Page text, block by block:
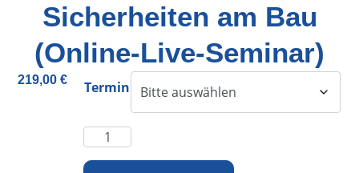
Sicherheiten am Bau
(Online-Live-Seminar)
219,00 € Termin